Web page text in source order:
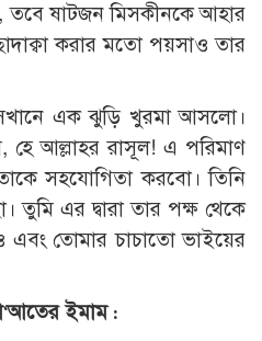
তবে ষাটজন মিসকীনকে আহার
করার মতো পয়সাও তার
এক ঝুড়ি খুরমা আসলো।
আল্লাহর রাসূল! এ পরিমাণ
সহযোগিতা করবো। তিনি
এর দ্বারা তার পক্ষ থেকে
এবং তোমার চাচাতো ভাইয়ের
ইমাম :